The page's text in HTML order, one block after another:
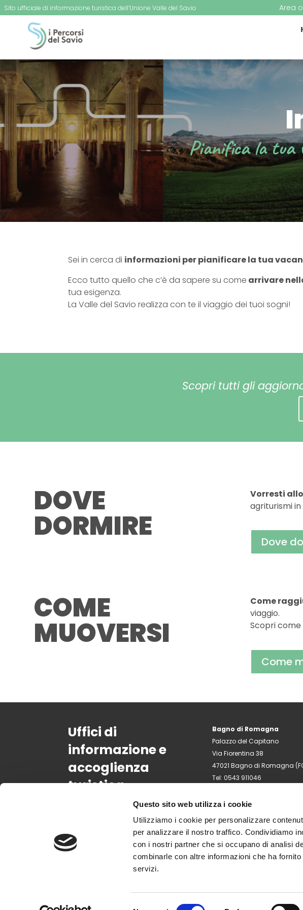
Questo sito web utilizza i cookie
Utilizziamo i cookie per personalizzare
per analizzare il nostro traffico. Condividiamo
con i nostri partner che si occupano di analisi
combinarle con altre informazioni che ha
servizi.
Sito ufficiale di informazione turistica dell’Unione Valle del Savio Area
Pianifica la tua
Sei in cerca di informazioni per pianificare la tua
Ecco tutto quello che c’è da sapere su come arrivare
tua esigenza.
La Valle del Savio realizza con te il viaggio dei tuoi sogni!
Scopri tutti gli
DOVE
DORMIRE
Vorresti
agriturismi
Dove
COME
MUOVERSI
Come
viaggio.
Scopri come
Come
Uffici di
informazione e
accoglienza
turistica
Bagno di Romagna
Palazzo del Capitano
Via Fiorentina 38
47021 Bagno di Romagna
Tel: 0543 911046